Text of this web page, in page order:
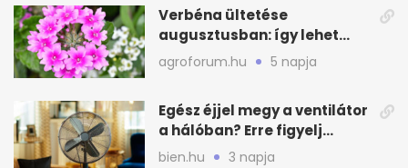
Verbéna ültetése
augusztusban: így lehet
még idén virágos a kert
agroforum.hu 5 napja
Egész éjjel megy a ventilátor
a hálóban? Erre figyelj
alvásnál nyáron
bien.hu 3 napja